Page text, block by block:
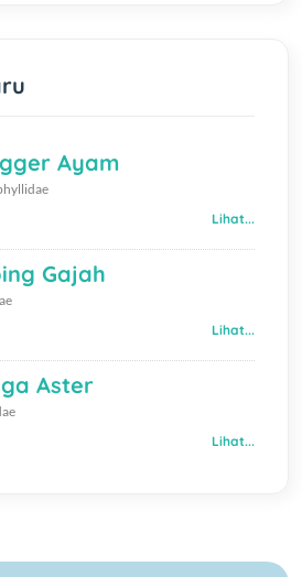
Ayam
Lihat...
Gajah
Lihat...
Aster
Lihat...